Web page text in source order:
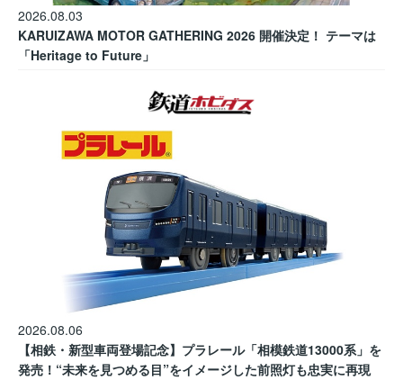
2026.08.03
KARUIZAWA MOTOR GATHERING 2026 開催決定！ テーマは
「Heritage to Future」
2026.08.06
【相鉄・新型車両登場記念】プラレール「相模鉄道13000系」を
発売！“未来を見つめる目”をイメージした前照灯も忠実に再現